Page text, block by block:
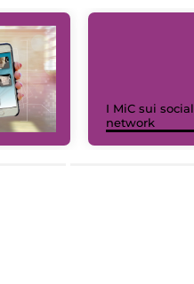
I MiC sui social
network